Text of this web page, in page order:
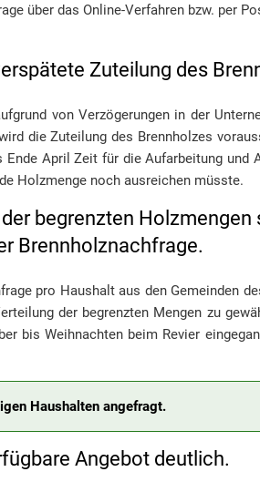
über das Online-Verfahren bzw. per
Zuteilung des
von Verzögerungen in der
die Zuteilung des Brennholzes
April Zeit für die Aufarbeitung und
Holzmenge noch ausreichen müsste.
begrenzten Holzmengen
Brennholznachfrage.
pro Haushalt aus den Gemeinden
der begrenzten Mengen zu
bis Weihnachten beim Revier
Haushalten angefragt.
Angebot deutlich.